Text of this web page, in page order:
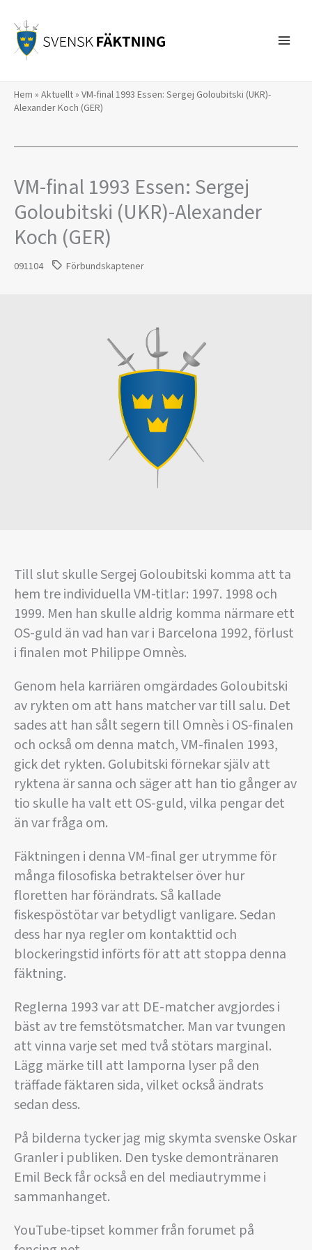
innehåll
Hem » Aktuellt» VM-final 1993 Essen: Sergej Goloubitski (UKR)-
Alexander Koch (GER)
VM-final 1993 Essen: Sergej
Goloubitski (UKR)-Alexander
Koch (GER)
091104 Förbundskaptener
Till slut skulle Sergej Goloubitski komma att ta
hem tre individuella VM-titlar: 1997. 1998 och
1999. Men han skulle aldrig komma närmare ett
OS-guld än vad han var i Barcelona 1992, förlust
i finalen mot Philippe Omnès.
Genom hela karriären omgärdades Goloubitski
av rykten om att hans matcher var till salu. Det
sades att han sålt segern till Omnès i OS-finalen
och också om denna match, VM-finalen 1993,
gick det rykten. Golubitski förnekar själv att
ryktena är sanna och säger att han tio gånger av
tio skulle ha valt ett OS-guld, vilka pengar det
än var fråga om.
Fäktningen i denna VM-final ger utrymme för
många filosofiska betraktelser över hur
floretten har förändrats. Så kallade
fiskespöstötar var betydligt vanligare. Sedan
dess har nya regler om kontakttid och
blockeringstid införts för att att stoppa denna
fäktning.
Reglerna 1993 var att DE-matcher avgjordes i
bäst av tre femstötsmatcher. Man var tvungen
att vinna varje set med två stötars marginal.
Lägg märke till att lamporna lyser på den
träffade fäktaren sida, vilket också ändrats
sedan dess.
På bilderna tycker jag mig skymta svenske Oskar
Granler i publiken. Den tyske demontränaren
Emil Beck får också en del mediautrymme i
sammanhanget.
YouTube-tipset kommer från forumet på